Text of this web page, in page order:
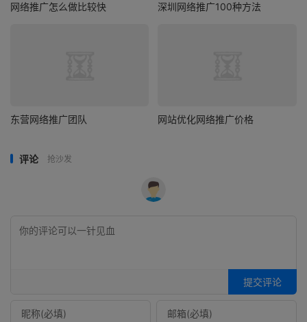
网络推广怎么做比较快 深圳网络推广100种方法
东营网络推广团队 网站优化网络推广价格
评论 抢沙发
提交评论